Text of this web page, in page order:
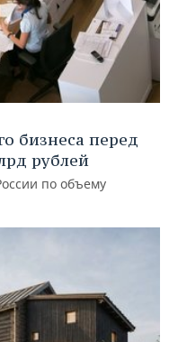
бизнеса перед
рублей
по объему